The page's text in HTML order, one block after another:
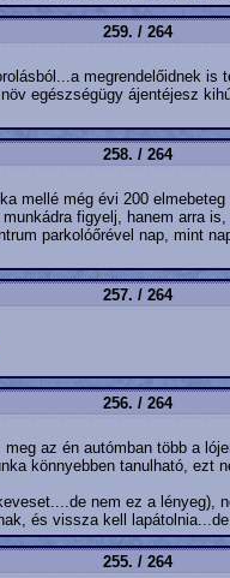
259. / 264
megrendelőidnek
egészségügy ájentéjesz
258. / 264
mellé még évi 200
figyelj, hanem arra
parkolóőrével nap, mint
257. / 264
256. / 264
az én autómban több a
könnyebben tanulható, ezt
nem ez a
és vissza kell
255. / 264